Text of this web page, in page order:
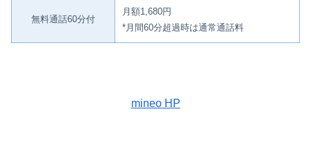
無料通話60分付
月額1,680円
*月間60分超過時は通常通話料
mineo HP